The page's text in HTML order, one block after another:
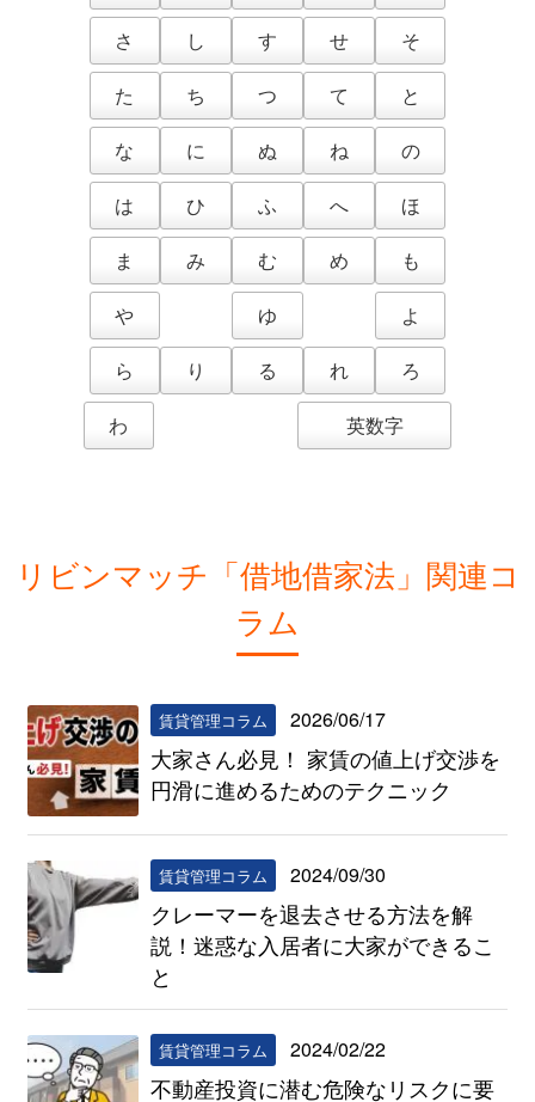
さ
し す せ
そ
た
ち つ て
と
な
に ぬ ね
の
は
ひ ふ へ
ほ
ま
み む め
も
や
ゆ
よ
ら
り る れ
ろ
わ
英数字
リビンマッチ「借地借家法」関連コ
ラム
賃貸管理コラム 2026/06/17
大家さん必見！ 家賃の値上げ交渉を
円滑に進めるためのテクニック
賃貸管理コラム 2024/09/30
クレーマーを退去させる方法を解
説！迷惑な入居者に大家ができるこ
と
賃貸管理コラム 2024/02/22
不動産投資に潜む危険なリスクに要